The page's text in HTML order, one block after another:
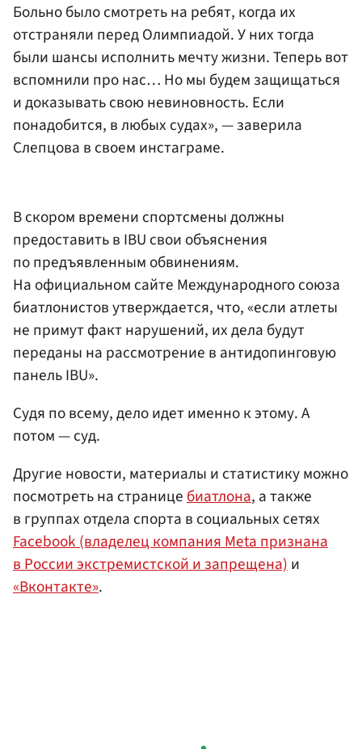
Больно было смотреть на ребят, когда их
отстраняли перед Олимпиадой. У них тогда
были шансы исполнить мечту жизни. Теперь вот
вспомнили про нас… Но мы будем защищаться
и доказывать свою невиновность. Если
понадобится, в любых судах», — заверила
Слепцова в своем инстаграме.
В скором времени спортсмены должны
предоставить в IBU свои объяснения
по предъявленным обвинениям.
На официальном сайте Международного союза
биатлонистов утверждается, что, «если атлеты
не примут факт нарушений, их дела будут
переданы на рассмотрение в антидопинговую
панель IBU».
Судя по всему, дело идет именно к этому. А
потом — суд.
Другие новости, материалы и статистику можно
посмотреть на страницебиатлона, а также
в группах отдела спорта в социальных сетях
Facebook (владелец компания Meta признана
в России экстремистской и запрещена)и
«Вконтакте».